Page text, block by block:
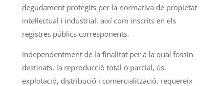
degudament protegits per la normativa de propietat
intel·lectual i industrial, així com inscrits en els
registres públics corresponents.
Independentment de la finalitat per a la qual fossin
destinats, la reproducció total o parcial, ús,
explotació, distribució i comercialització, requereix